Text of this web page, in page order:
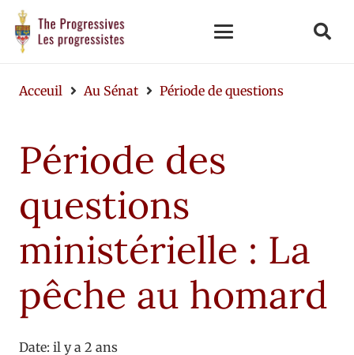
Acceuil Au Sénat Période de questions
Période des
questions
ministérielle : La
pêche au homard
Date: il y a 2 ans